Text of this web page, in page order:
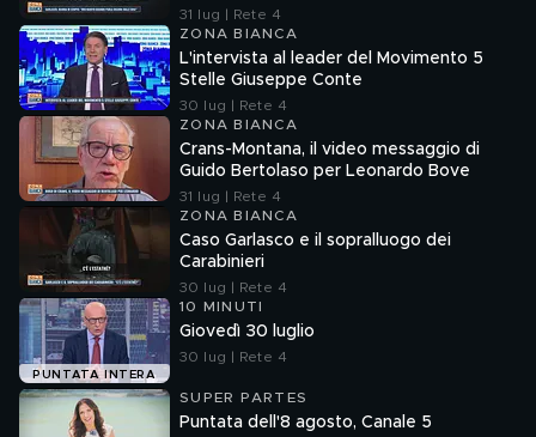
cose"
31 lug | Rete 4
ZONA BIANCA
L'intervista al leader del Movimento 5
Stelle Giuseppe Conte
30 lug | Rete 4
ZONA BIANCA
Crans-Montana, il video messaggio di
Guido Bertolaso per Leonardo Bove
31 lug | Rete 4
ZONA BIANCA
Caso Garlasco e il sopralluogo dei
Carabinieri
30 lug | Rete 4
PUNTATA INTERA
10 MINUTI
Giovedì 30 luglio
30 lug | Rete 4
SUPER PARTES
Puntata dell'8 agosto, Canale 5